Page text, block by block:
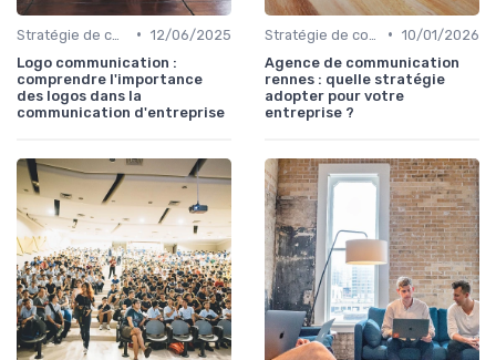
• 12/06/2025
Logo communication :
comprendre l'importance
des logos dans la
communication d'entreprise
• 10/01/2026
Agence de communication
rennes : quelle stratégie
adopter pour votre
entreprise ?